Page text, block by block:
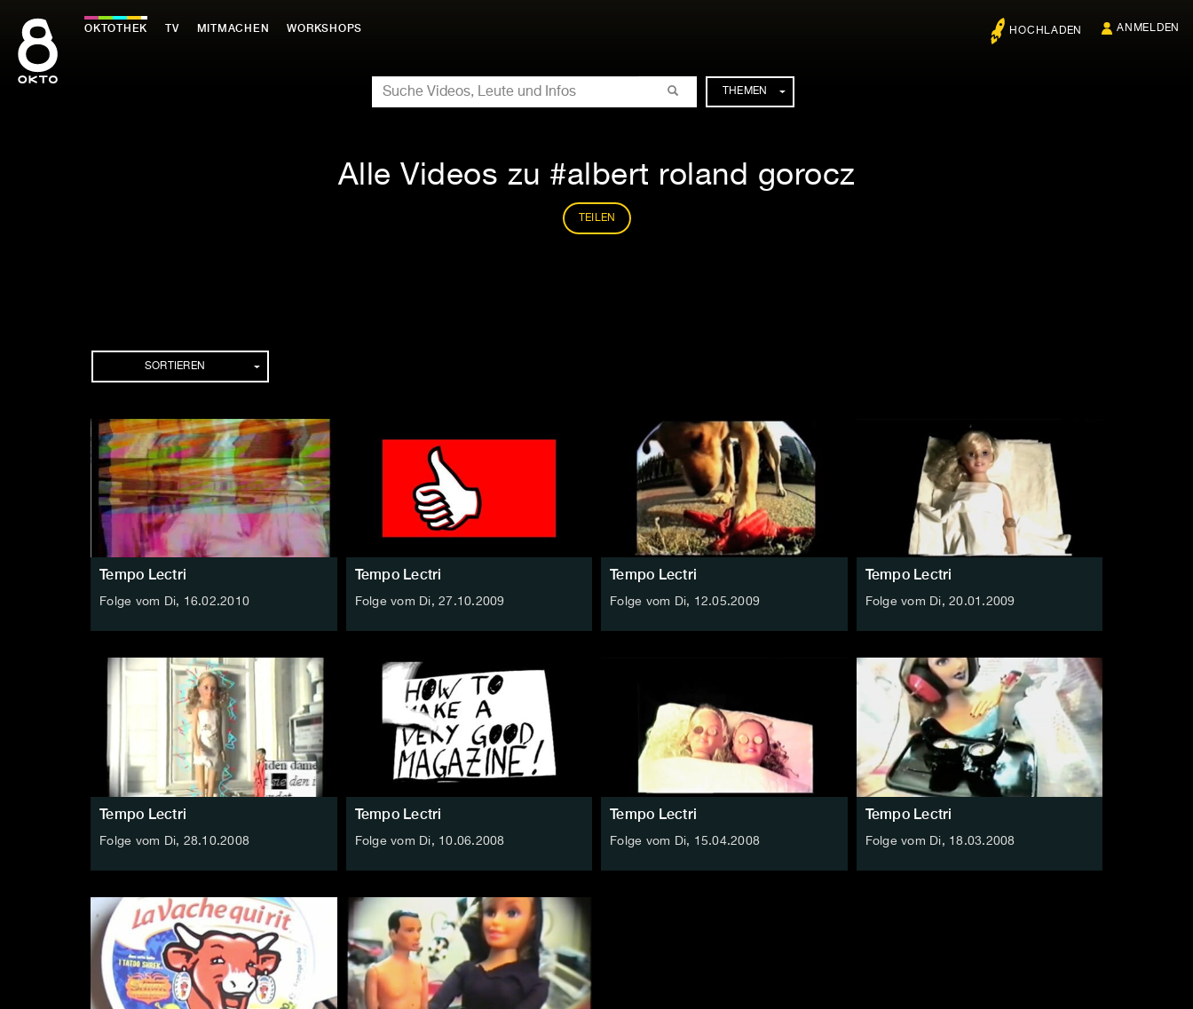
Inhalt
springen
OKTOTHEK TV MITMACHEN WORKSHOPS HOCHLADEN ANMELDEN
SUCHE
THEMEN
Alle Videos zu #albert roland gorocz
TEILEN
SORTIEREN
Tempo Lectri
Folge vom Di, 16.02.2010
Tempo Lectri
Folge vom Di, 27.10.2009
Tempo Lectri
Folge vom Di, 12.05.2009
Tempo Lectri
Folge vom Di, 20.01.2009
Tempo Lectri
Folge vom Di, 28.10.2008
Tempo Lectri
Folge vom Di, 10.06.2008
Tempo Lectri
Folge vom Di, 15.04.2008
Tempo Lectri
Folge vom Di, 18.03.2008